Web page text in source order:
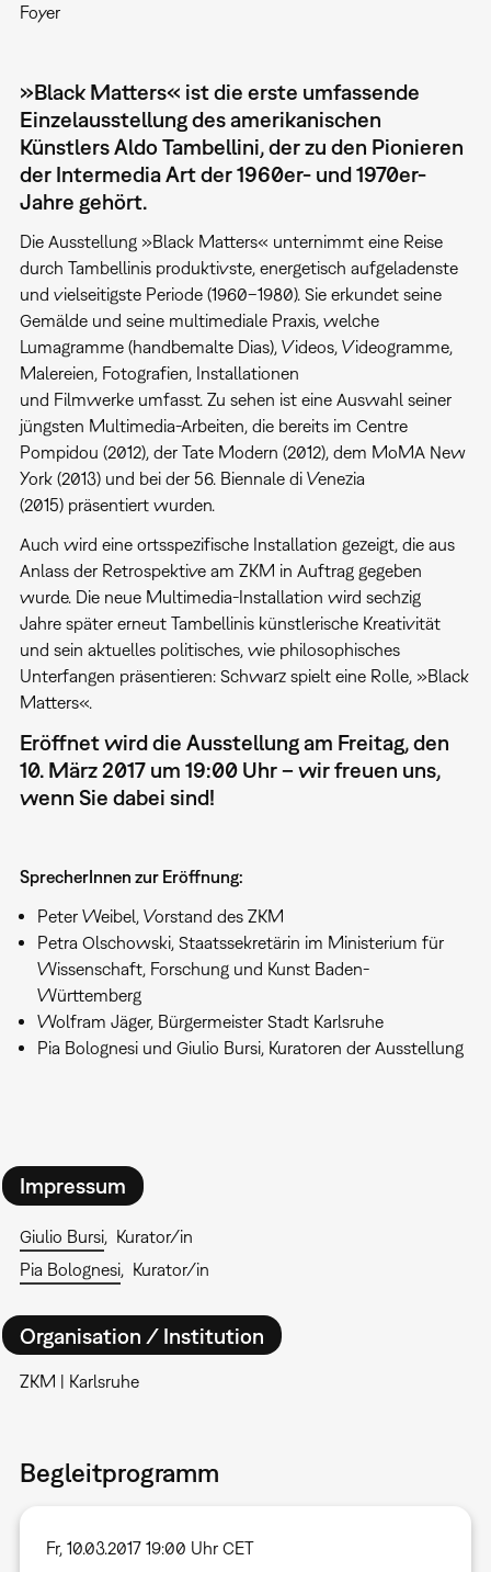
Foyer
»Black Matters« ist die erste umfassende
Einzelausstellung des amerikanischen
Künstlers Aldo Tambellini, der zu den Pionieren
der Intermedia Art der 1960er- und 1970er-
Jahre gehört.
Die Ausstellung »Black Matters« unternimmt eine Reise
durch Tambellinis produktivste, energetisch aufgeladenste
und vielseitigste Periode (1960–1980). Sie erkundet seine
Gemälde und seine multimediale Praxis, welche
Lumagramme (handbemalte Dias), Videos, Videogramme,
Malereien, Fotografien, Installationen
und Filmwerke umfasst. Zu sehen ist eine Auswahl seiner
jüngsten Multimedia-Arbeiten, die bereits im Centre
Pompidou (2012), der Tate Modern (2012), dem MoMA New
York (2013) und bei der 56. Biennale di Venezia
(2015) präsentiert wurden.
Auch wird eine ortsspezifische Installation gezeigt, die aus
Anlass der Retrospektive am ZKM in Auftrag gegeben
wurde. Die neue Multimedia-Installation wird sechzig
Jahre später erneut Tambellinis künstlerische Kreativität
und sein aktuelles politisches, wie philosophisches
Unterfangen präsentieren: Schwarz spielt eine Rolle, »Black
Matters«.
Eröffnet wird die Ausstellung am Freitag, den
10. März 2017 um 19:00 Uhr – wir freuen uns,
wenn Sie dabei sind!
SprecherInnen zur Eröffnung:
Peter Weibel, Vorstand des ZKM
Petra Olschowski, Staatssekretärin im Ministerium für
Wissenschaft, Forschung und Kunst Baden-
Württemberg
Wolfram Jäger, Bürgermeister Stadt Karlsruhe
Pia Bolognesi und Giulio Bursi, Kuratoren der Ausstellung
Impressum
Giulio Bursi
Kurator/in
Pia Bolognesi
Kurator/in
Organisation / Institution
ZKM | Karlsruhe
Begleitprogramm
Fr, 10.03.2017 19:00 Uhr CET